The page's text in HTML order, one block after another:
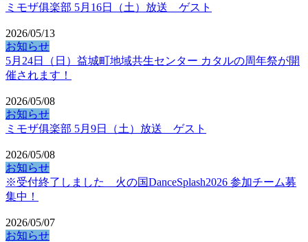
ミモザ俱楽部 5月16日（土）放送 ゲスト
2026/05/13
お知らせ
5月24日（日）益城町地域共生センター カタルの周年祭が開
催されます！
2026/05/08
お知らせ
ミモザ俱楽部 5月9日（土）放送 ゲスト
2026/05/08
お知らせ
※受付終了しました 火の国DanceSplash2026 参加チーム募
集中！
2026/05/07
お知らせ